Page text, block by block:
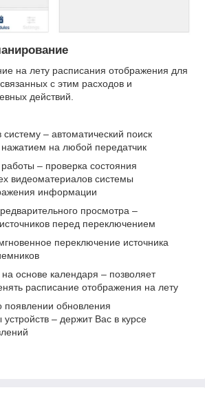
на лету расписания отображения для
с этим расходов и
действий.
систему – автоматический поиск
нажатием на любой передатчик
– проверка состояния
видеоматериалов системы
информации
просмотра –
перед переключением
переключение источника
основе календаря – позволяет
расписание отображения на лету
появлении обновления
– держит Вас в курсе